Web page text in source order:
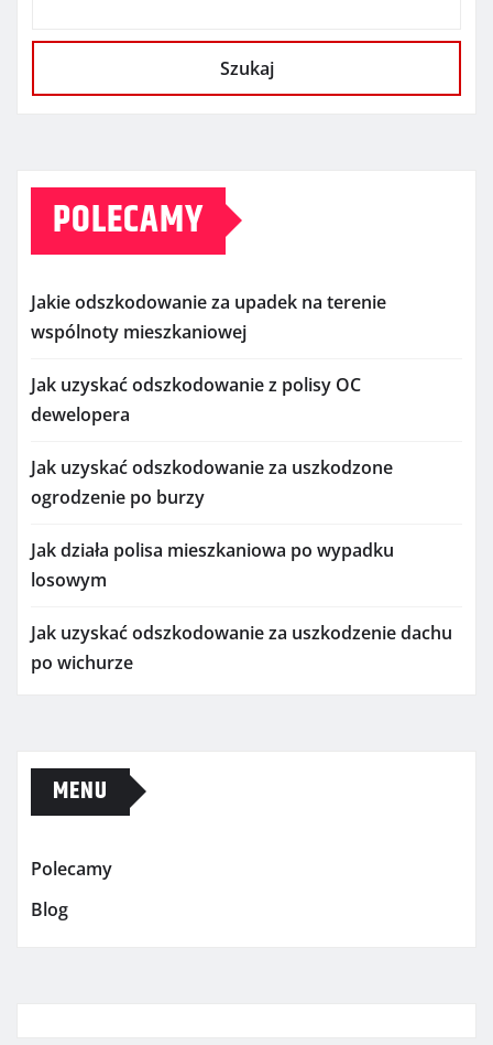
Szukaj
POLECAMY
Jakie odszkodowanie za upadek na terenie
wspólnoty mieszkaniowej
Jak uzyskać odszkodowanie z polisy OC
dewelopera
Jak uzyskać odszkodowanie za uszkodzone
ogrodzenie po burzy
Jak działa polisa mieszkaniowa po wypadku
losowym
Jak uzyskać odszkodowanie za uszkodzenie dachu
po wichurze
MENU
Polecamy
Blog